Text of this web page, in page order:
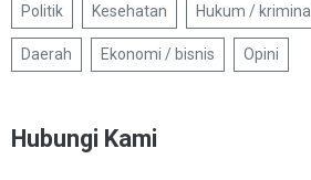
Politik Kesehatan Hukum / kriminal
Daerah Ekonomi / bisnis Opini
Hubungi Kami